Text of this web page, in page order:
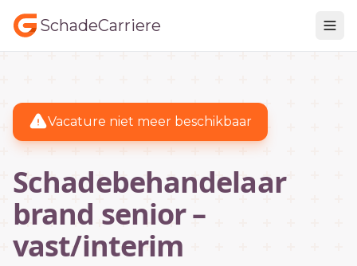
SchadeCarriere
Vacature niet meer beschikbaar
Schadebehandelaar
brand senior –
vast/interim